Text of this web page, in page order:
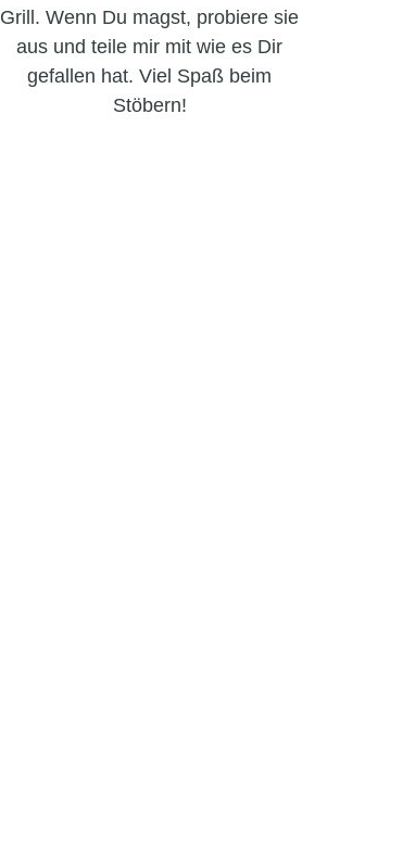
Grill. Wenn Du magst, probiere sie
aus und teile mir mit wie es Dir
gefallen hat. Viel Spaß beim
Stöbern!